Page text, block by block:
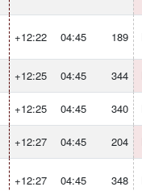
+12:22 04:45 189
+12:25 04:45 344
+12:25 04:45 340
+12:27 04:45 204
+12:27 04:45 348